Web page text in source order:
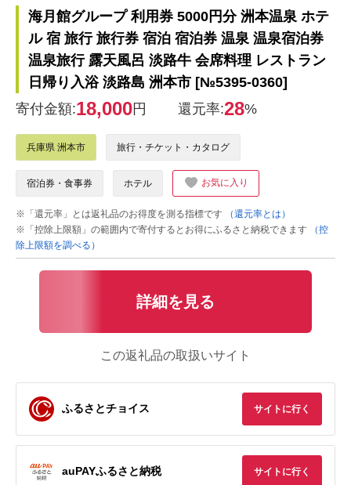
海月館グループ 利用券 5000円分 洲本温泉 ホテ
ル 宿 旅行 旅行券 宿泊 宿泊券 温泉 温泉宿泊券
温泉旅行 露天風呂 淡路牛 会席料理 レストラン
日帰り入浴 淡路島 洲本市 [№5395-0360]
寄付金額:18,000円 還元率:28%
兵庫県 洲本市 旅行・チケット・カタログ
宿泊券・食事券 ホテル お気に入り
※「還元率」とは返礼品のお得度を測る指標です
（還元率とは）
※「控除上限額」の範囲内で寄付するとお得にふるさと納税できます
（控
除上限額を調べる）
詳細を見る
この返礼品の取扱いサイト
ふるさとチョイス サイトに行く
auPAYふるさと納税 サイトに行く